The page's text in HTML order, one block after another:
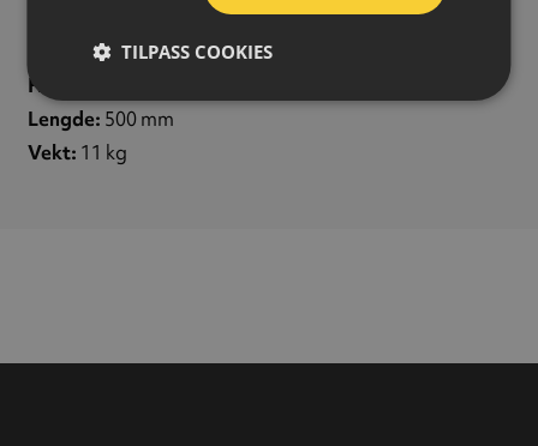
Rett overfart
Materiale:Betong
Høyde:
Lengde: 500 mm
Vekt: 11 kg
TILPASS COOKIES